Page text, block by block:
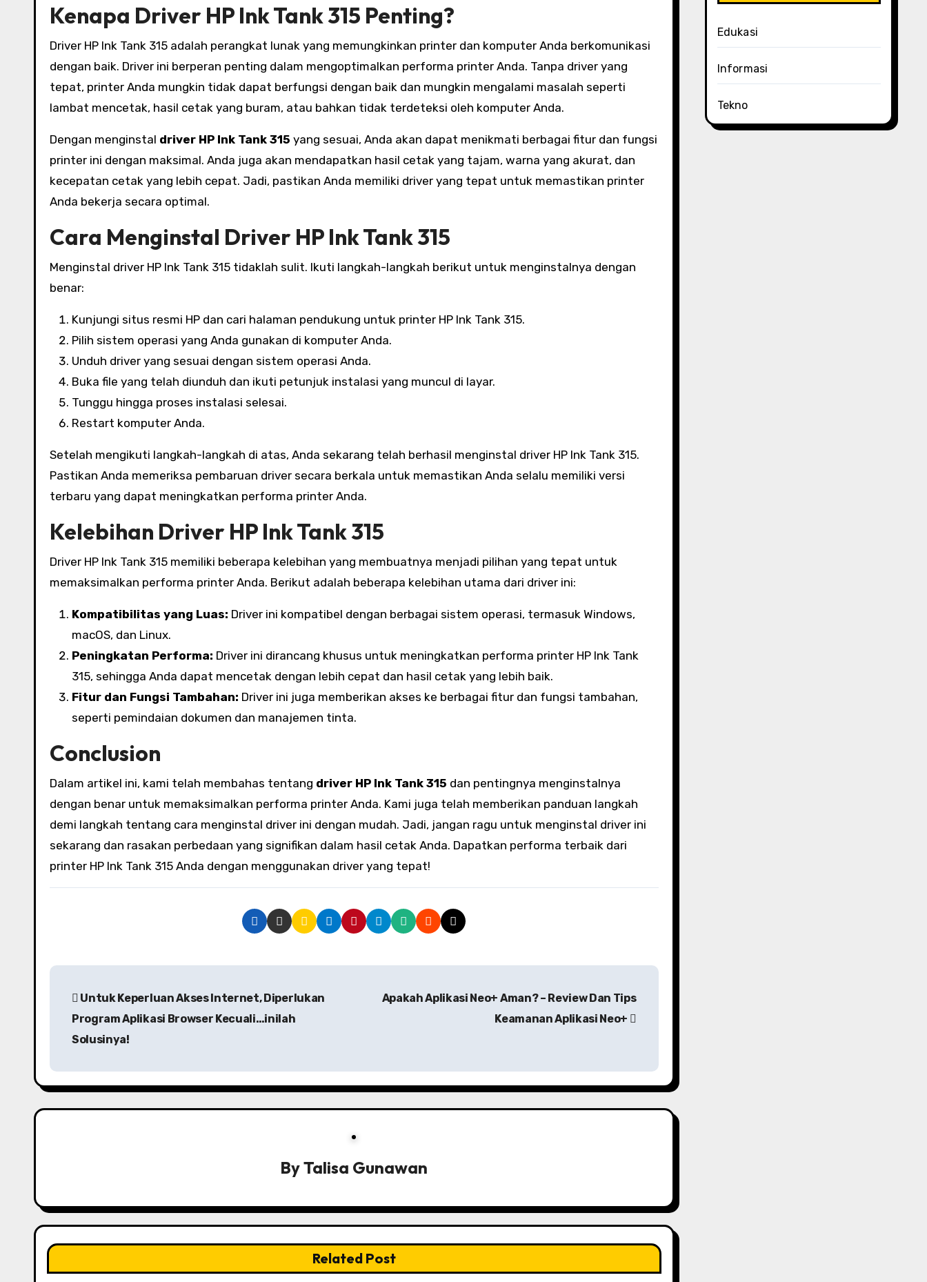
Kenapa Driver HP Ink Tank 315 Penting?
Driver HP Ink Tank 315 adalah perangkat lunak yang memungkinkan printer dan komputer Anda berkomunikasi
dengan baik. Driver ini berperan penting dalam mengoptimalkan performa printer Anda. Tanpa driver yang
tepat, printer Anda mungkin tidak dapat berfungsi dengan baik dan mungkin mengalami masalah seperti
lambat mencetak, hasil cetak yang buram, atau bahkan tidak terdeteksi oleh komputer Anda.
Dengan menginstal driver HP Ink Tank 315 yang sesuai, Anda akan dapat menikmati berbagai fitur dan fungsi
printer ini dengan maksimal. Anda juga akan mendapatkan hasil cetak yang tajam, warna yang akurat, dan
kecepatan cetak yang lebih cepat. Jadi, pastikan Anda memiliki driver yang tepat untuk memastikan printer
Anda bekerja secara optimal.
Cara Menginstal Driver HP Ink Tank 315
Menginstal driver HP Ink Tank 315 tidaklah sulit. Ikuti langkah-langkah berikut untuk menginstalnya dengan
benar:
Kunjungi situs resmi HP dan cari halaman pendukung untuk printer HP Ink Tank 315.
Pilih sistem operasi yang Anda gunakan di komputer Anda.
Unduh driver yang sesuai dengan sistem operasi Anda.
Buka file yang telah diunduh dan ikuti petunjuk instalasi yang muncul di layar.
Tunggu hingga proses instalasi selesai.
Restart komputer Anda.
Setelah mengikuti langkah-langkah di atas, Anda sekarang telah berhasil menginstal driver HP Ink Tank 315.
Pastikan Anda memeriksa pembaruan driver secara berkala untuk memastikan Anda selalu memiliki versi
terbaru yang dapat meningkatkan performa printer Anda.
Kelebihan Driver HP Ink Tank 315
Driver HP Ink Tank 315 memiliki beberapa kelebihan yang membuatnya menjadi pilihan yang tepat untuk
memaksimalkan performa printer Anda. Berikut adalah beberapa kelebihan utama dari driver ini:
Kompatibilitas yang Luas: Driver ini kompatibel dengan berbagai sistem operasi, termasuk Windows,
macOS, dan Linux.
Peningkatan Performa: Driver ini dirancang khusus untuk meningkatkan performa printer HP Ink Tank
315, sehingga Anda dapat mencetak dengan lebih cepat dan hasil cetak yang lebih baik.
Fitur dan Fungsi Tambahan: Driver ini juga memberikan akses ke berbagai fitur dan fungsi tambahan,
seperti pemindaian dokumen dan manajemen tinta.
Conclusion
Dalam artikel ini, kami telah membahas tentang driver HP Ink Tank 315 dan pentingnya menginstalnya
dengan benar untuk memaksimalkan performa printer Anda. Kami juga telah memberikan panduan langkah
demi langkah tentang cara menginstal driver ini dengan mudah. Jadi, jangan ragu untuk menginstal driver ini
sekarang dan rasakan perbedaan yang signifikan dalam hasil cetak Anda. Dapatkan performa terbaik dari
printer HP Ink Tank 315 Anda dengan menggunakan driver yang tepat!
P
t
n
a
g
a
t
Untuk Keperluan Akses Internet, Diperlukan
Program Aplikasi Browser Kecuali…inilah
Solusinya!
Apakah Aplikasi Neo+ Aman? – Review Dan Tips
Keamanan Aplikasi Neo+
ByTalisa Gunawan
Related Post
Edukasi
Informasi
Tekno